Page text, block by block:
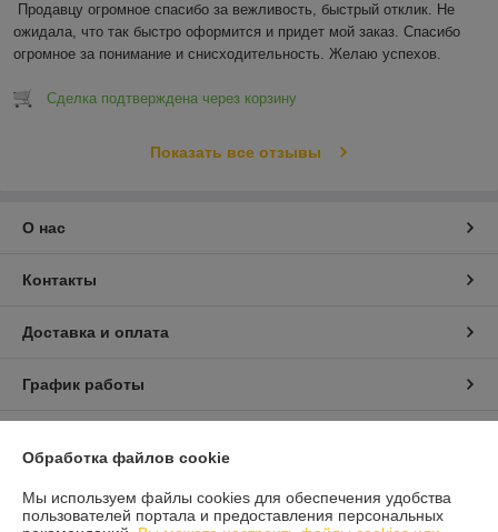
Продавцу огромное спасибо за вежливость, быстрый отклик. Не
ожидала, что так быстро оформится и придет мой заказ. Спасибо
огромное за понимание и снисходительность. Желаю успехов.
Сделка подтверждена через корзину
Показать все отзывы
О нас
Контакты
Доставка и оплата
График работы
Политика обработки cookies
Обработка файлов cookie
Мы используем файлы cookies для обеспечения удобства
пользователей портала и предоставления персональных